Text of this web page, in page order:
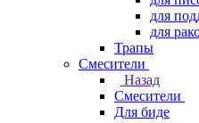
для
для
Трапы
Смесители
Назад
Смесители
Для биде